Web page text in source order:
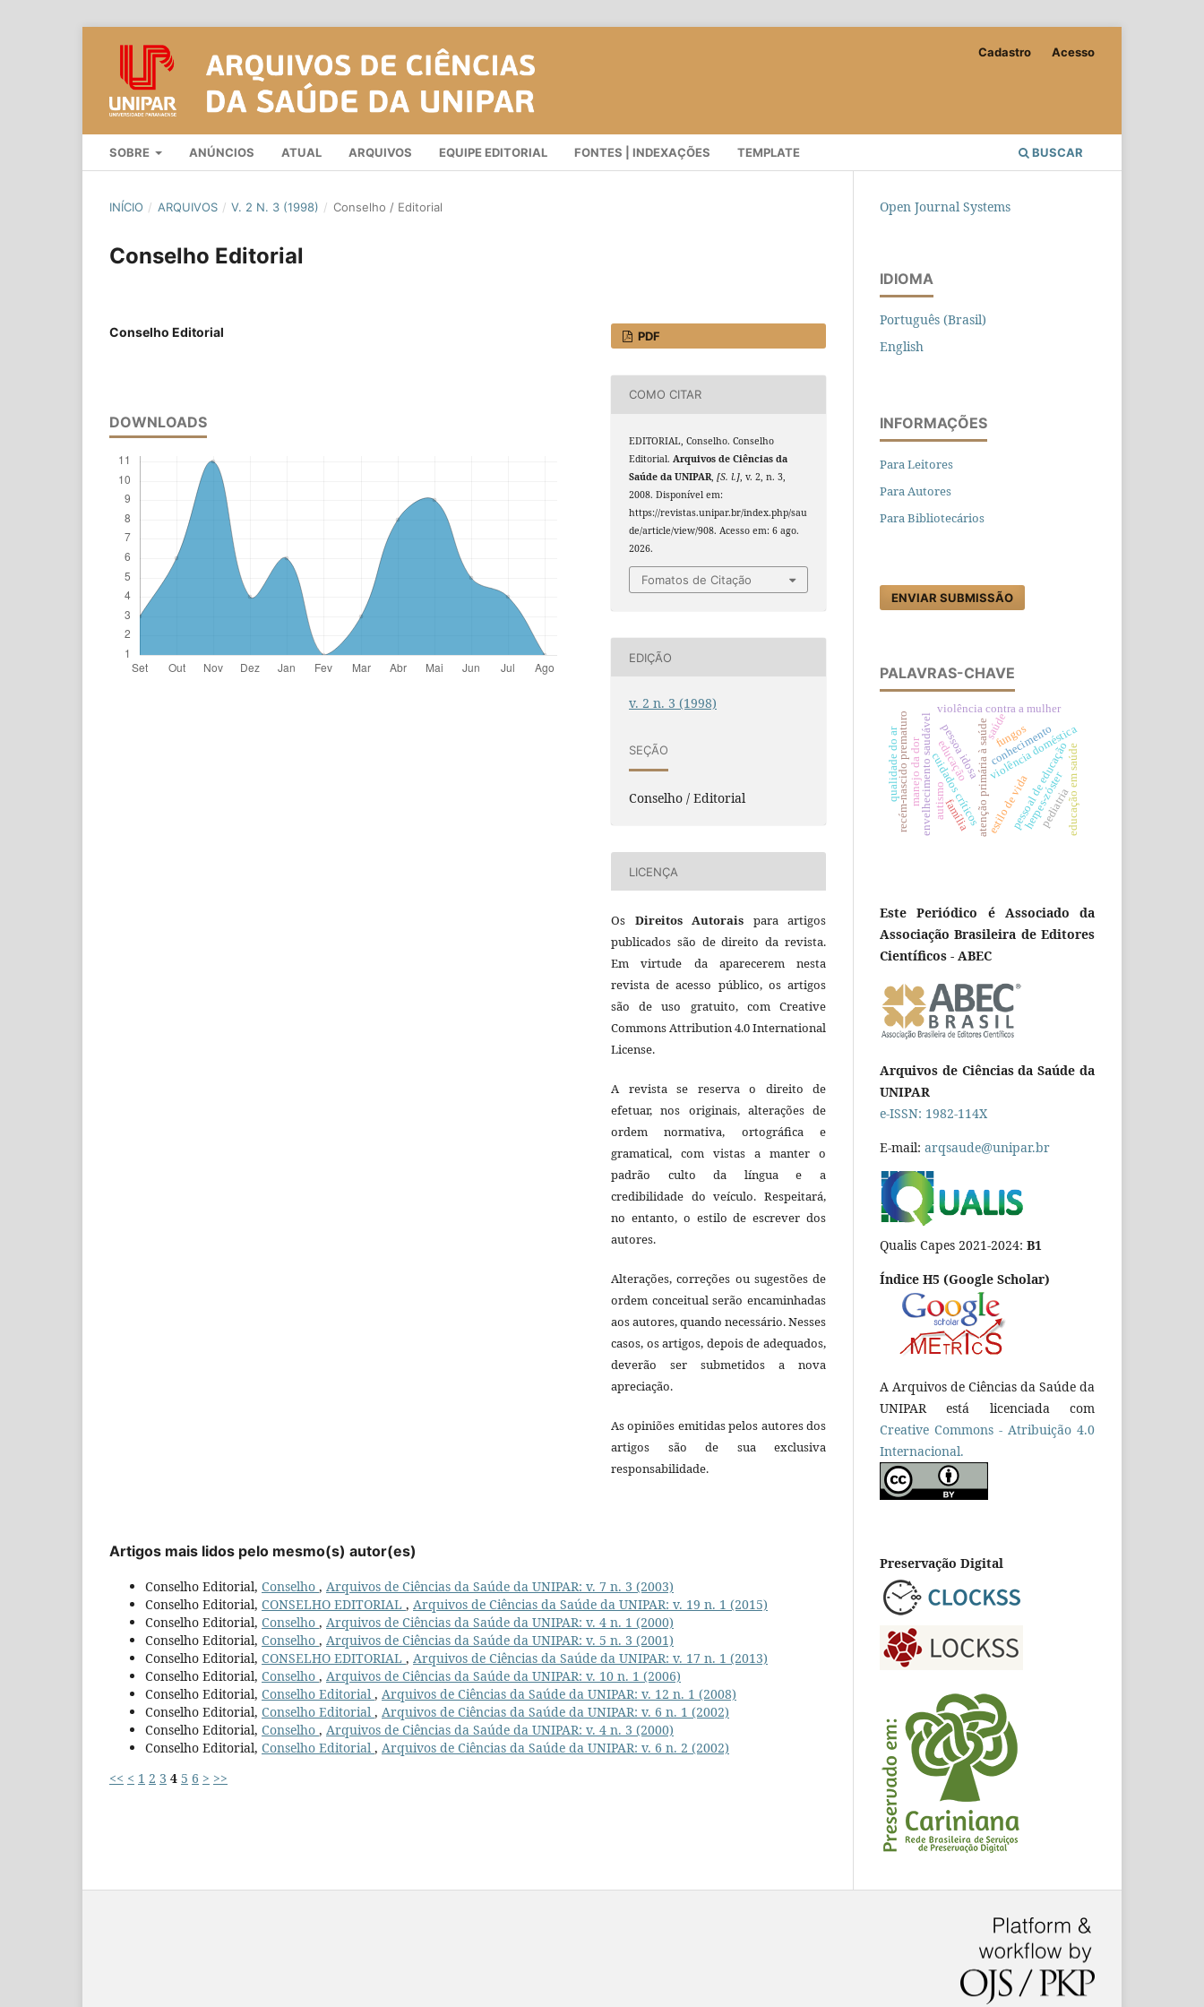
SOBRE ANÚNCIOS ATUAL ARQUIVOS EQUIPE EDITORIAL FONTES | INDEXAÇÕES TEMPLATE BUSCAR
Cadastro Acesso
INÍCIO / ARQUIVOS / V. 2 N. 3 (1998) / Conselho / Editorial
Conselho Editorial
Conselho Editorial
DOWNLOADS
PDF
COMO CITAR
EDITORIAL, Conselho. Conselho
Editorial.Arquivos de Ciências da
Saúde da UNIPAR,[S. l.], v. 2, n. 3,
2008. Disponível em:
https://revistas.unipar.br/index.php/sau
de/article/view/908. Acesso em: 6 ago.
2026.
Fomatos de Citação
EDIÇÃO
v. 2 n. 3 (1998)
SEÇÃO
Conselho / Editorial
LICENÇA
Os Direitos Autorais para artigos
publicados são de direito da revista.
Em virtude da aparecerem nesta
revista de acesso público, os artigos
são de uso gratuito, com Creative
Commons Attribution 4.0 International
License.
A revista se reserva o direito de
efetuar, nos originais, alterações de
ordem normativa, ortográfica e
gramatical, com vistas a manter o
padrão culto da língua e a
credibilidade do veículo. Respeitará,
no entanto, o estilo de escrever dos
autores.
Alterações, correções ou sugestões de
ordem conceitual serão encaminhadas
aos autores, quando necessário. Nesses
casos, os artigos, depois de adequados,
deverão ser submetidos a nova
apreciação.
As opiniões emitidas pelos autores dos
artigos são de sua exclusiva
responsabilidade.
Artigos mais lidos pelo mesmo(s) autor(es)
Conselho Editorial, Conselho , Arquivos de Ciências da Saúde da UNIPAR: v. 7 n. 3 (2003)
Conselho Editorial, CONSELHO EDITORIAL , Arquivos de Ciências da Saúde da UNIPAR: v. 19 n. 1 (2015)
Conselho Editorial, Conselho , Arquivos de Ciências da Saúde da UNIPAR: v. 4 n. 1 (2000)
Conselho Editorial, Conselho , Arquivos de Ciências da Saúde da UNIPAR: v. 5 n. 3 (2001)
Conselho Editorial, CONSELHO EDITORIAL , Arquivos de Ciências da Saúde da UNIPAR: v. 17 n. 1 (2013)
Conselho Editorial, Conselho , Arquivos de Ciências da Saúde da UNIPAR: v. 10 n. 1 (2006)
Conselho Editorial, Conselho Editorial , Arquivos de Ciências da Saúde da UNIPAR: v. 12 n. 1 (2008)
Conselho Editorial, Conselho Editorial , Arquivos de Ciências da Saúde da UNIPAR: v. 6 n. 1 (2002)
Conselho Editorial, Conselho , Arquivos de Ciências da Saúde da UNIPAR: v. 4 n. 3 (2000)
Conselho Editorial, Conselho Editorial , Arquivos de Ciências da Saúde da UNIPAR: v. 6 n. 2 (2002)
<< < 1 2 3 4 5 6 > >>
Open Journal Systems
IDIOMA
Português (Brasil)
English
INFORMAÇÕES
Para Leitores
Para Autores
Para Bibliotecários
ENVIAR SUBMISSÃO
PALAVRAS-CHAVE
atenção primária à saúdeviolência doméstica
violência contra a mulher
pessoa idosa
envelhecimento saudável estilo de vida
educação pessoal de educação
herpes-zóster
cuidados críticos
conhecimento
recém-nascido prematuro educação em saúde
pediatria
manejo da dor fungos
saúde
qualidade do ar autismofamília
Este Periódico é Associado da
Associação Brasileira de Editores
Científicos - ABEC
Arquivos de Ciências da Saúde da
UNIPAR
e-ISSN: 1982-114X
E-mail: arqsaude@unipar.br
Qualis Capes 2021-2024: B1
Índice H5 (Google Scholar)
A Arquivos de Ciências da Saúde da
UNIPAR está licenciada com
Creative Commons - Atribuição 4.0
Internacional.
Preservação Digital